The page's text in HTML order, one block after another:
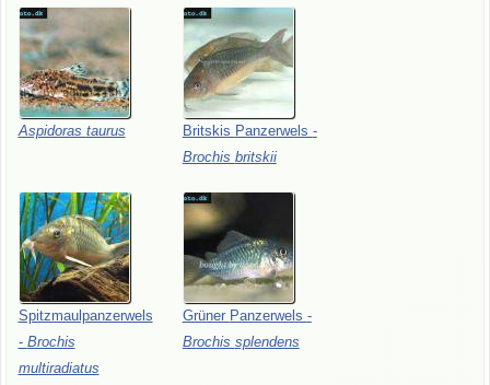
Aspidoras taurus Britskis Panzerwels -
Brochis britskii
Spitzmaulpanzerwels
- Brochis
multiradiatus
Grüner Panzerwels -
Brochis splendens